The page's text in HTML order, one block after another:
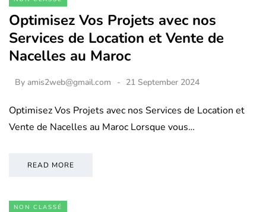
Optimisez Vos Projets avec nos
Services de Location et Vente de
Nacelles au Maroc
By amis2web@gmail.com 21 September 2024
Optimisez Vos Projets avec nos Services de Location et
Vente de Nacelles au Maroc Lorsque vous…
READ MORE
NON CLASSÉ